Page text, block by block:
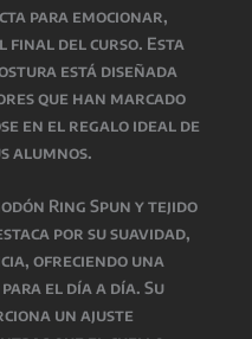
para emocionar,
final del curso. Esta
está diseñada
que han marcado
en el regalo ideal de
alumnos.
Ring Spun y tejido
por su suavidad,
ofreciendo una
el día a día. Su
un ajuste